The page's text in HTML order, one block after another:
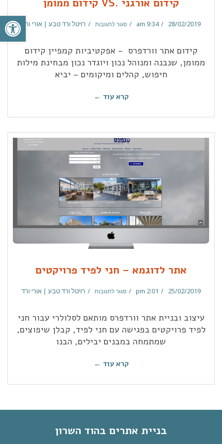
קידום אורגני .VS קידום ממומן
28/02/2019
9:34 am סגור לתגובות רויטל ורד טבע | אורי ורד
קידום אתר וורדפרס – אפקטיביות קמפיין קידום
ממומן, שנבנה ומנוהל נכון ויוגדר נכון מבחינת מילות
חיפוש, קהלים ומיקומים – יביא
קרא עוד ←
אתר לדוגמא – חני לפיד פרויקטים
25/02/2019
2:01 pm סגור לתגובות רויטל ורד טבע | אורי ורד
עיצוב ובניית אתר וורדפרס מותאם לסלולרי עבור חני
לפיד פרויקטים בפגישה עם חני לפיד, קבלן שיפוצים,
שמתמחה במבנים יבילים, הבנו
קרא עוד ←
בניית אתרים בהוד השרון
פתח